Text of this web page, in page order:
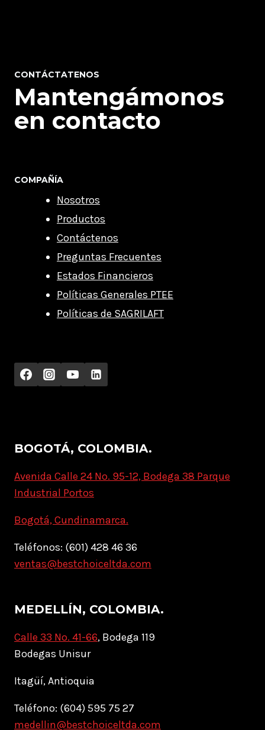
CONTÁCTATENOS
Mantengámonos
en contacto
COMPAÑÍA
Nosotros
Productos
Contáctenos
Preguntas Frecuentes
Estados Financieros
Políticas Generales PTEE
Políticas de SAGRILAFT
BOGOTÁ, COLOMBIA.
Avenida Calle 24 No. 95-12, Bodega 38 Parque
Industrial Portos
Bogotá, Cundinamarca.
Teléfonos: (601) 428 46 36
ventas@bestchoiceltda.com
MEDELLÍN, COLOMBIA.
Calle 33 No. 41-66, Bodega 119
Bodegas Unisur
Itagüí, Antioquia
Teléfono: (604) 595 75 27
medellin@bestchoiceltda.com